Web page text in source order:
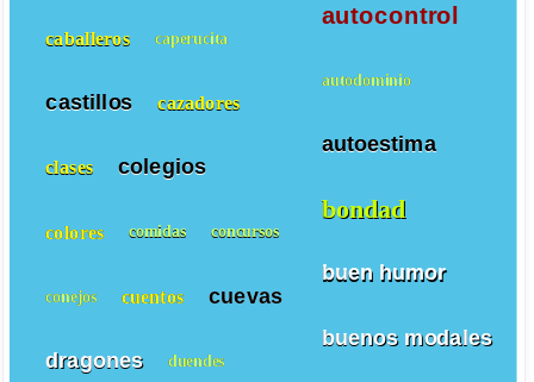
autocontrol
autodominio
autoestima
bondad
buen humor
buenos modales
caballeros caperucita
castillos cazadores
clases colegios
colores comidas concursos
conejos cuentos cuevas
dragones duendes